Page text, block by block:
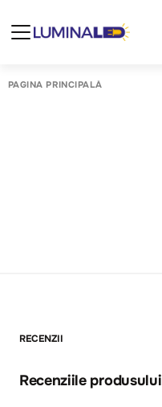
PAGINA PRINCIPALĂ
RECENZII
Recenziile produsului